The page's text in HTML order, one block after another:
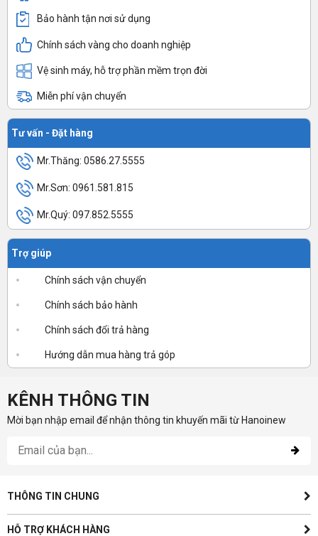
Bảo hành tận nơi sử dụng
Chính sách vàng cho doanh nghiệp
Vệ sinh máy, hỗ trợ phần mềm trọn đời
Miễn phí vận chuyển
Tư vấn - Đặt hàng
Mr.Thăng: 0586.27.5555
Mr.Sơn: 0961.581.815
Mr.Quý: 097.852.5555
Trợ giúp
Chính sách vận chuyển
Chính sách bảo hành
Chính sách đổi trả hàng
Hướng dẫn mua hàng trả góp
KÊNH THÔNG TIN
Mời bạn nhập email để nhận thông tin khuyến mãi từ Hanoinew
THÔNG TIN CHUNG
HỖ TRỢ KHÁCH HÀNG